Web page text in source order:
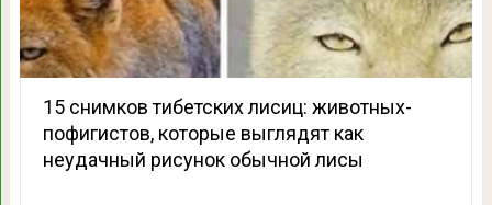
15 снимков тибетских лисиц: животных-
пофигистов, которые выглядят как
неудачный рисунок обычной лисы